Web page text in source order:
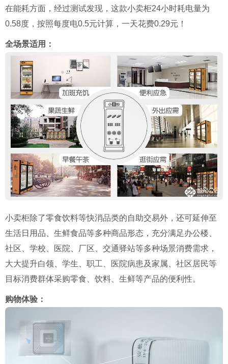
在能耗方面，经过测试发现，这款小卖柜24小时耗电量为
0.58度，按照每度电0.5元计算，一天花费0.29元！
全场景适用：
小卖柜除了零食饮料等快消品类的自助交易外，还可延伸至
生活日用品、生鲜食品等多种商品形态，充分满足办公楼、
社区、学校、医院、厂区、交通驿站等多种场景消费需求，
大大提升白领、学生、职工、医院病患及家属、社区居民等
目标消费群体采购零食、饮料、生鲜等产品的便利性。
购物体验：